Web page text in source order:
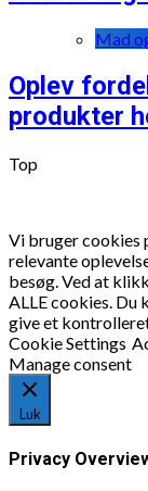
Mad
Oplev
produkter
Top
Vi bruger cookies
relevante
besøg. Ved at
ALLE cookies.
give et
Cookie Settings
Manage consent
Luk
Privacy